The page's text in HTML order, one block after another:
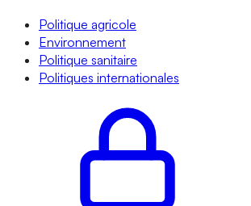
Politique agricole
Environnement
Politique sanitaire
Politiques internationales